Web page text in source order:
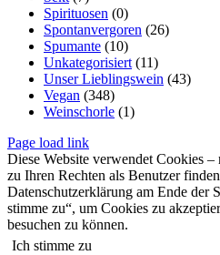
Spirituosen (0)
Spontanvergoren (26)
Spumante (10)
Unkategorisiert (11)
Unser Lieblingswein (43)
Vegan (348)
Weinschorle (1)
Page load link
Diese Website verwendet Cookies
zu Ihren Rechten als Benutzer
Datenschutzerklärung am Ende der
stimme zu“, um Cookies zu
besuchen zu können.
Ich stimme zu